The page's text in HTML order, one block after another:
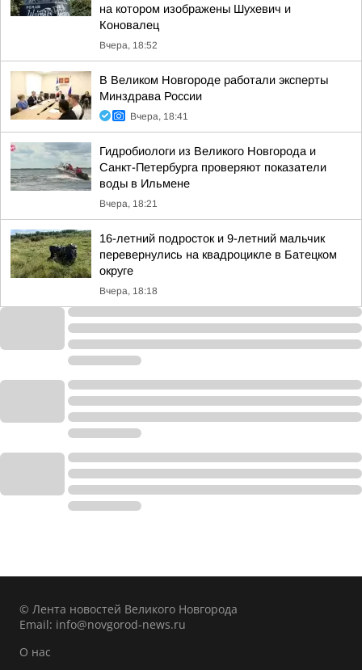
на котором изображены Шухевич и
Коновалец
Вчера, 18:52
В Великом Новгороде работали эксперты
Минздрава России
Вчера, 18:41
Гидробиологи из Великого Новгорода и
Санкт-Петербурга проверяют показатели
воды в Ильмене
Вчера, 18:21
16-летний подросток и 9-летний мальчик
перевернулись на квадроцикле в Батецком
округе
Вчера, 18:18
© Лента новостей Великого Новгорода
Email: info@novgorod-news.ru
О нас